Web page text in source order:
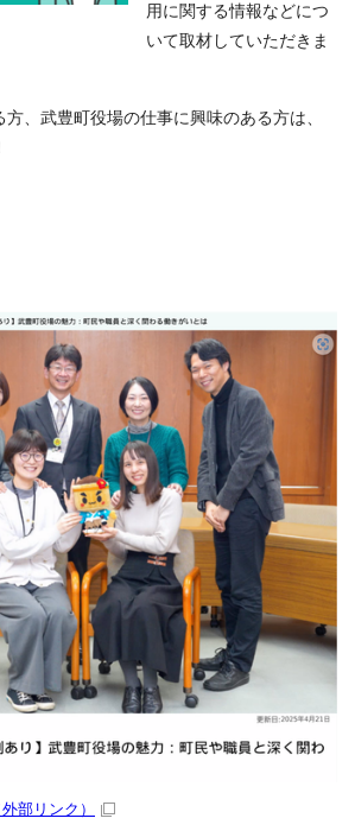
用に関する情報などにつ
いて取材していただきま
、武豊町役場の仕事に興味のある方は、
外部リンク）